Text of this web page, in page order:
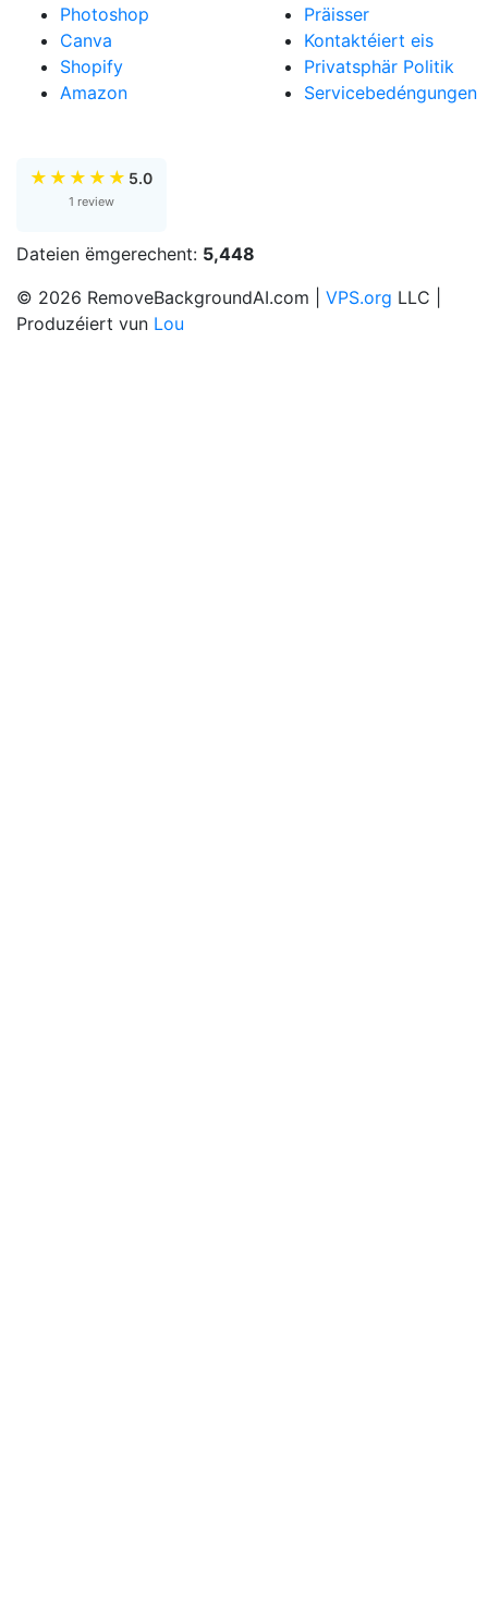
Photoshop
Canva
Shopify
Amazon
Präisser
Kontaktéiert eis
Privatsphär Politik
Servicebedéngungen
★ ★ ★ ★ ★ 5.0
1 review
Dateien ëmgerechent: 5,448
© 2026 RemoveBackgroundAI.com | VPS.org LLC |
Produzéiert vun Lou